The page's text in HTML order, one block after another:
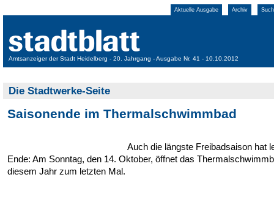
Aktuelle Ausgabe Archiv
Amtsanzeiger der Stadt Heidelberg - 20. Jahrgang - Ausgabe Nr. 41 - 10.10.2012
Die Stadtwerke-Seite
Saisonende im Thermalschwimmbad
Auch die längste Freibadsaison hat
Ende: Am Sonntag, den 14. ­Oktober, öffnet das
diesem Jahr zum letzten Mal.